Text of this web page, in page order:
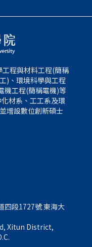
程與材料工程(簡稱
)、環境科學與工程
機工程(簡稱電機)等
材系、工工系及環
增設數位創新碩士
四段1727號 東海大
Xitun District,